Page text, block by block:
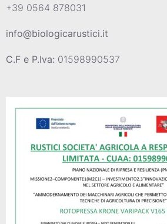
+39 0564 878031
info@biologicarustici.it
C.F e P.Iva: 01598990537